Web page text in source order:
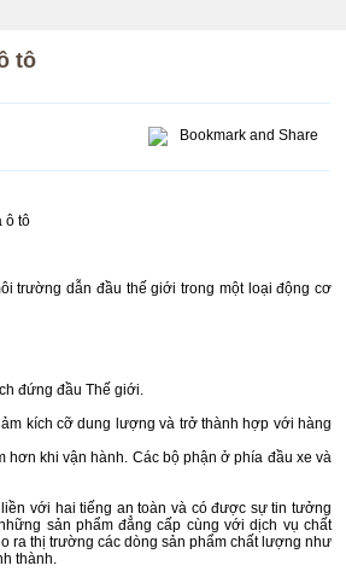
tô
ô tô
trường dẫn đầu thế giới trong một loại động cơ
đứng đầu Thế giới.
kích cỡ dung lượng và trở thành hợp với hàng
khi vận hành. Các bộ phận ở phía đầu xe và
với hai tiếng an toàn và có được sự tin tưởng
sản phẩm đẳng cấp cùng với dịch vụ chất
ra thị trường các dòng sản phẩm chất lượng như
thành.